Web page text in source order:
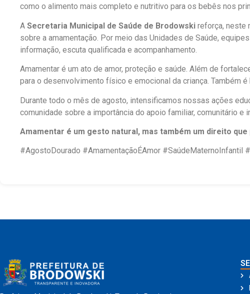
como o alimento mais completo e nutritivo para os bebês nos
A Secretaria Municipal de Saúde de Brodowski reforça, neste
sobre a amamentação. Por meio das Unidades de Saúde,
informação, escuta qualificada e acompanhamento.
Amamentar é um ato de amor, proteção e saúde. Além de
para o desenvolvimento físico e emocional da criança. Também
Durante todo o mês de agosto, intensificamos nossas ações
comunidade sobre a importância do apoio familiar, comunitário e
Amamentar é um gesto natural, mas também um direito
#AgostoDourado #AmamentaçãoÉAmor #SaúdeMaternoInfantil